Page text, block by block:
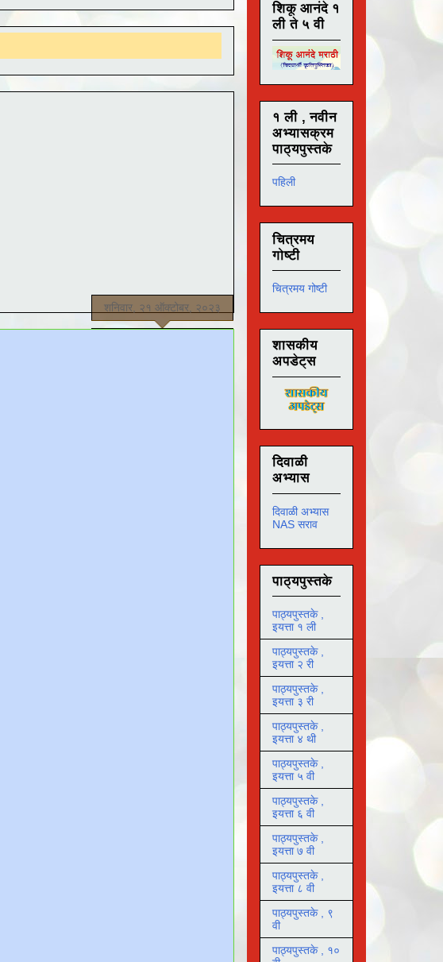
शनिवार, २१ ऑक्टोबर, २०२३
शिकू आनंदे १
ली ते ५ वी
१ ली , नवीन
अभ्यासक्रम
पाठ्यपुस्तके
पहिली
चित्रमय
गोष्टी
चित्रमय गोष्टी
शासकीय
अपडेट्स
दिवाळी
अभ्यास
दिवाळी अभ्यास
NAS सराव
पाठ्यपुस्तके
पाठ्यपुस्तके ,
इयत्ता १ ली
पाठ्यपुस्तके ,
इयत्ता २ री
पाठ्यपुस्तके ,
इयत्ता ३ री
पाठ्यपुस्तके ,
इयत्ता ४ थी
पाठ्यपुस्तके ,
इयत्ता ५ वी
पाठ्यपुस्तके ,
इयत्ता ६ वी
पाठ्यपुस्तके ,
इयत्ता ७ वी
पाठ्यपुस्तके ,
इयत्ता ८ वी
पाठ्यपुस्तके , ९
वी
पाठ्यपुस्तके , १०